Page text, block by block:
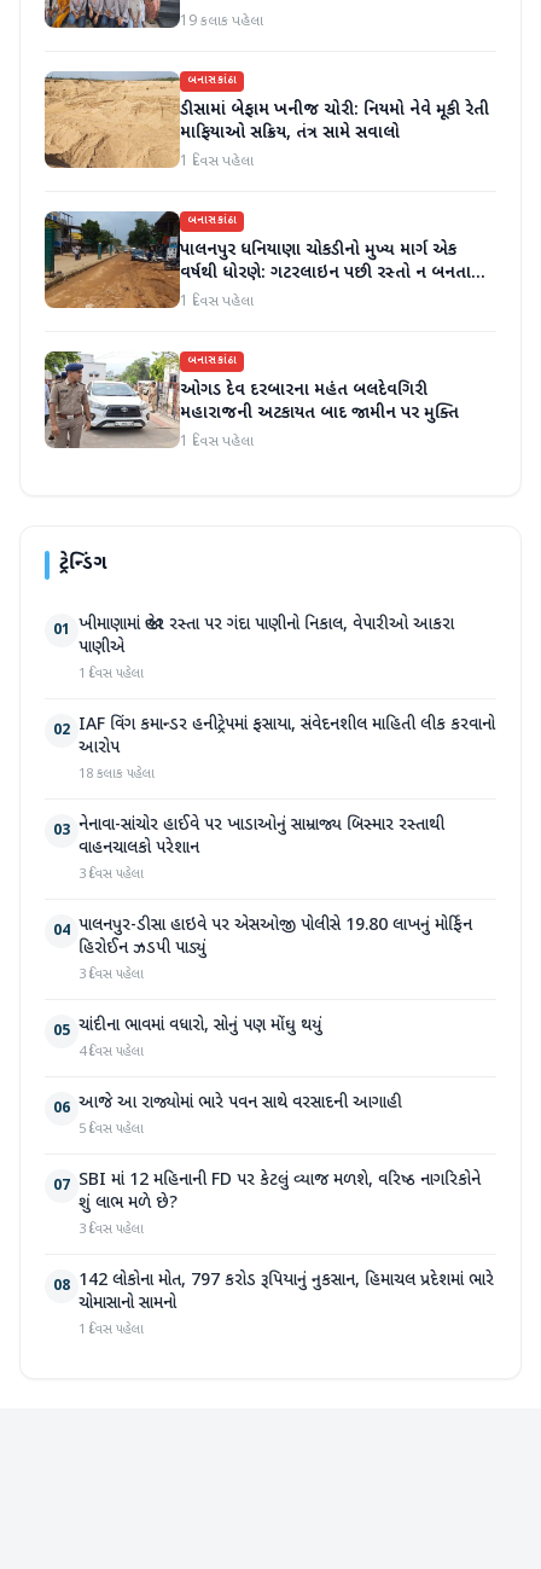
19 કલાક પહેલા
બનાસકાંઠા
ડીસામાં બેફામ ખનીજ ચોરી: નિયમો નેવે મૂકી રેતી
માફિયાઓ સક્રિય, તંત્ર સામે સવાલો
1 દિવસ પહેલા
બનાસકાંઠા
પાલનપુર ધનિયાણા ચોકડીનો મુખ્ય માર્ગ એક
વર્ષથી ધોરણે: ગટરલાઇન પછી રસ્તો ન બનતા
હાલાકી
1 દિવસ પહેલા
બનાસકાંઠા
ઓગડ દેવ દરબારના મહંત બલદેવગિરી
મહારાજની અટકાયત બાદ જામીન પર મુક્તિ
1 દિવસ પહેલા
ટ્રેન્ડિંગ
01 ખીમાણામાં જાહેર રસ્તા પર ગંદા પાણીનો નિકાલ, વેપારીઓ આકરા
પાણીએ
1 દિવસ પહેલા
02 IAF વિંગ કમાન્ડર હનીટ્રેપમાં ફસાયા, સંવેદનશીલ માહિતી લીક કરવાનો
આરોપ
18 કલાક પહેલા
03 નેનાવા-સાંચોર હાઈવે પર ખાડાઓનું સામ્રાજ્ય બિસ્માર રસ્તાથી
વાહનચાલકો પરેશાન
3 દિવસ પહેલા
04 પાલનપુર-ડીસા હાઇવે પર એસઓજી પોલીસે 19.80 લાખનું મોર્ફિન
હિરોઈન ઝડપી પાડ્યું
3 દિવસ પહેલા
05 ચાંદીના ભાવમાં વધારો, સોનું પણ મોંઘુ થયું
4 દિવસ પહેલા
06 આજે આ રાજ્યોમાં ભારે પવન સાથે વરસાદની આગાહી
5 દિવસ પહેલા
07 SBI માં 12 મહિનાની FD પર કેટલું વ્યાજ મળશે, વરિષ્ઠ નાગરિકોને
શું લાભ મળે છે?
3 દિવસ પહેલા
08 142 લોકોના મોત, 797 કરોડ રૂપિયાનું નુકસાન, હિમાચલ પ્રદેશમાં ભારે
ચોમાસાનો સામનો
1 દિવસ પહેલા